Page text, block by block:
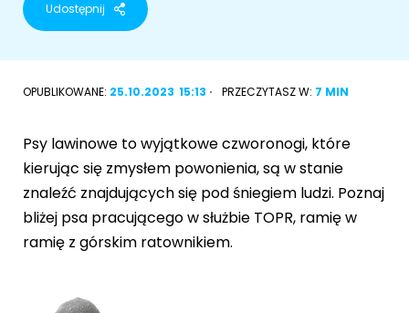
RASY PSÓW
Sznaucer miniaturowy
Golden retriever
Buldog francuski
Kot perski
Kot rosyjski niebieski
Udostępnij
OPUBLIKOWANE: 25.10.2023 15:13 PRZECZYTASZ W: 7 MIN
Psy lawinowe to wyjątkowe czworonogi, które
kierując się zmysłem powonienia, są w stanie
znaleźć znajdujących się pod śniegiem ludzi. Poznaj
bliżej psa pracującego w służbie TOPR, ramię w
ramię z górskim ratownikiem.